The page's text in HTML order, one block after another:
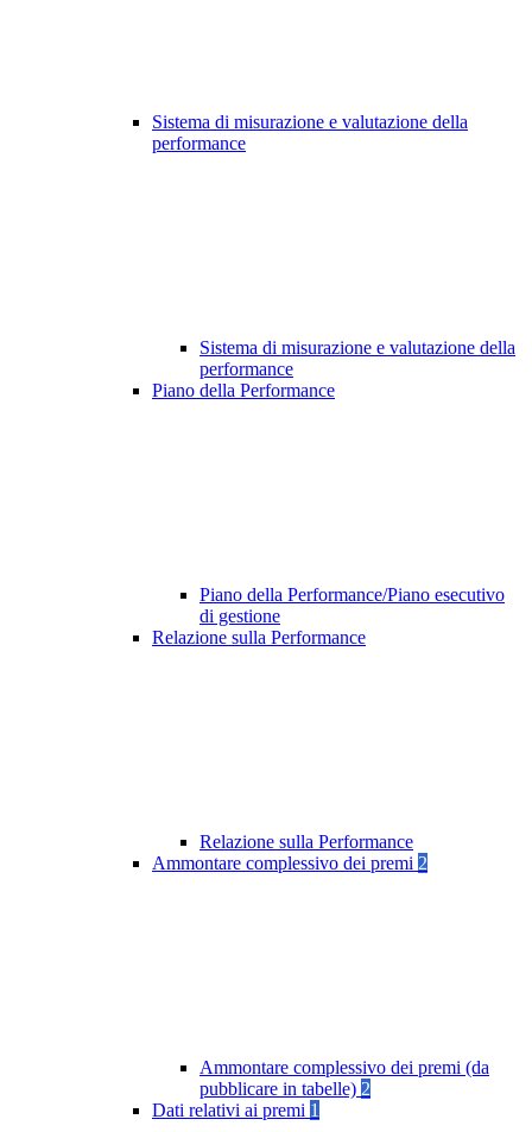
Sistema di misurazione e valutazione della
performance
Sistema di misurazione e valutazione della
performance
Piano della Performance
Piano della Performance/Piano esecutivo
di gestione
Relazione sulla Performance
Relazione sulla Performance
Ammontare complessivo dei premi 2
Ammontare complessivo dei premi (da
pubblicare in tabelle) 2
Dati relativi ai premi 1